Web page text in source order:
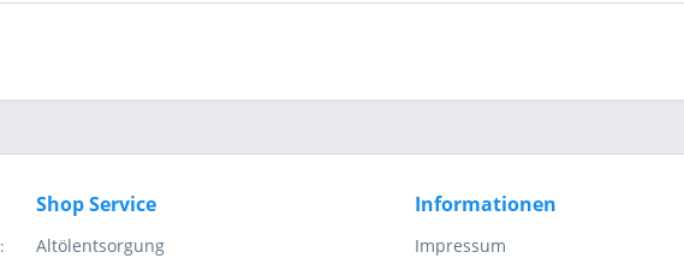
Shop Service
Altölentsorgung
Informationen
Impressum